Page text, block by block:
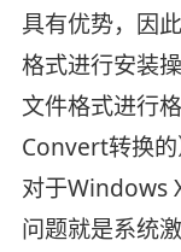
具有优势，因
格式进行安装
文件格式进行
Convert转换的
对于Windows
问题就是系统